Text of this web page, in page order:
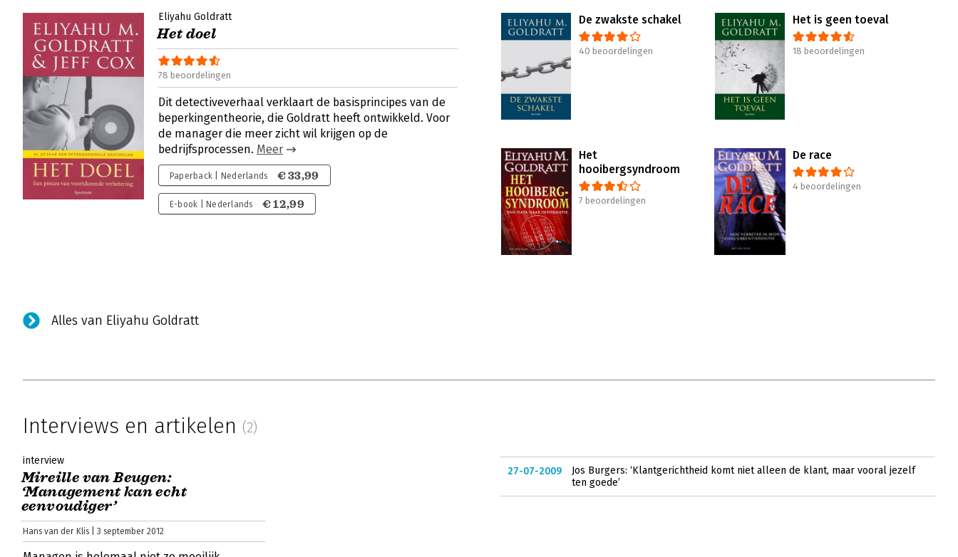
Eliyahu Goldratt
Het doel
78 beoordelingen
Dit detectiveverhaal verklaart de basisprincipes van de
beperkingentheorie, die Goldratt heeft ontwikkeld. Voor
de manager die meer zicht wil krijgen op de
bedrijfsprocessen. Meer
Paperback | Nederlands € 33,99
E-book | Nederlands € 12,99
De zwakste schakel
40 beoordelingen
Het is geen toeval
18 beoordelingen
Het
hooibergsyndroom
7 beoordelingen
De race
4 beoordelingen
Alles van Eliyahu Goldratt
Interviews en artikelen (2)
interview
Mireille van Beugen:
‘Management kan echt
eenvoudiger’
Hans van der Klis | 3 september 2012
27-07-2009
Jos Burgers: ‘Klantgerichtheid komt niet alleen de klant, maar vooral jezelf
ten goede’